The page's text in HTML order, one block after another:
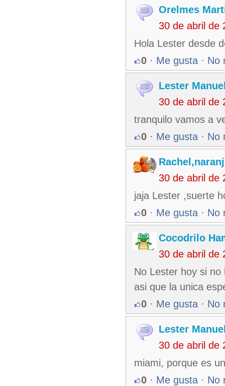
Orelmes
30 de abril de
Hola Lester desde
0 · Me gusta · No
Lester
30 de abril de
tranquilo vamos a
0 · Me gusta · No
30 de abril de
jaja Lester ,suerte
0 · Me gusta · No
Cocodrilo
30 de abril de
No Lester hoy si
asi que la unica
0 · Me gusta · No
Lester
30 de abril de
miami, porque es
0 · Me gusta · No